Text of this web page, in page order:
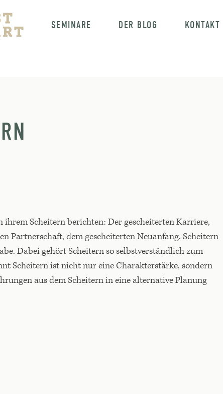
SEMINARE DER BLOG KONTAKT
Scheitern berichten: Der gescheiterten Karriere,
Partnerschaft, dem gescheiterten Neuanfang. Scheitern
Dabei gehört Scheitern so selbstverständlich zum
Scheitern ist nicht nur eine Charakterstärke, sondern
aus dem Scheitern in eine alternative Planung